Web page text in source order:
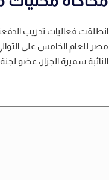
انطلقت فعاليات تدريب
مصر للعام الخامس على
النائبة سميرة الجزار، عضو